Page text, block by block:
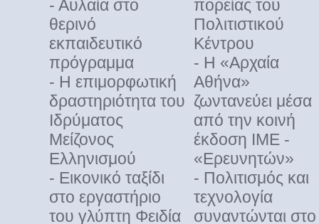
- Αυλαία στο
θερινό
εκπαιδευτικό
πρόγραμμα
- Η επιμορφωτική
δραστηριότητα του
Ιδρύματος
Μείζονος
Ελληνισμού
- Εικονικό ταξίδι
στο εργαστήριο
του γλύπτη Φειδία
πορείας του
Πολιτιστικού
Κέντρου
- Η «Αρχαία
Αθήνα»
ζωντανεύει μέσα
από την κοινή
έκδοση ΙΜΕ -
«Ερευνητών»
- Πολιτισμός και
τεχνολογία
συναντώνται στο